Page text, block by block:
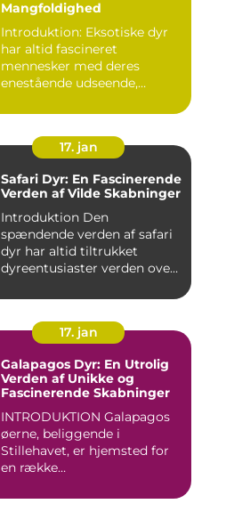
Mangfoldighed
Introduktion: Eksotiske dyr
har altid fascineret
mennesker med deres
enestående udseende,
17. jan
Safari Dyr: En Fascinerende
Verden af Vilde Skabninger
Introduktion Den
spændende verden af safari
dyr har altid tiltrukket
dyreentusiaster verden over.
17. jan
Galapagos Dyr: En Utrolig
Verden af Unikke og
Fascinerende Skabninger
INTRODUKTION Galapagos
øerne, beliggende i
Stillehavet, er hjemsted for
en række